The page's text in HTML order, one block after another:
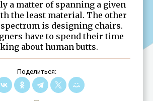
a matter of spanning a given
the least material. The other
is designing chairs.
have to spend their time
about human butts.
Поделиться: